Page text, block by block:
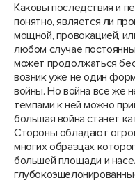
Каковы последствия и
понятно, является ли
мощной, провокацией,
любом случае
может продолжаться
возник уже не один
войны. Но война все же
темпами к ней можно
большая война станет
Стороны обладают
многих образцах
большей площади и